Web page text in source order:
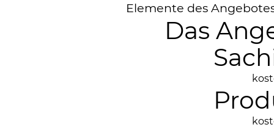
Elemente des
Das